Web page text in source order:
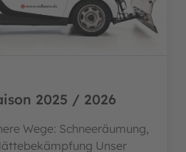
2025 / 2026
Wege: Schneeräumung,
Unser